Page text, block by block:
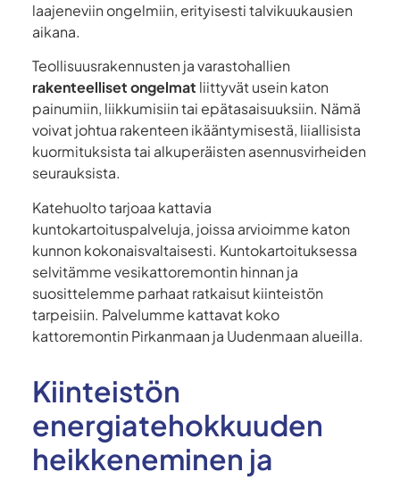
laajeneviin ongelmiin, erityisesti talvikuukausien
aikana.
Teollisuusrakennusten ja varastohallien
rakenteelliset ongelmat liittyvät usein katon
painumiin, liikkumisiin tai epätasaisuuksiin. Nämä
voivat johtua rakenteen ikääntymisestä, liiallisista
kuormituksista tai alkuperäisten asennusvirheiden
seurauksista.
Katehuolto tarjoaa kattavia
kuntokartoituspalveluja, joissa arvioimme katon
kunnon kokonaisvaltaisesti. Kuntokartoituksessa
selvitämme vesikattoremontin hinnan ja
suosittelemme parhaat ratkaisut kiinteistön
tarpeisiin. Palvelumme kattavat koko
kattoremontin Pirkanmaan ja Uudenmaan alueilla.
Kiinteistön
energiatehokkuuden
heikkeneminen ja